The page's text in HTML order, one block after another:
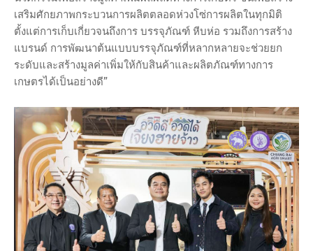
เสริมศักยภาพกระบวนการผลิตตลอดห่วงโซ่การผลิตในทุกมิติ
ตั้งแต่การเก็บเกี่ยวจนถึงการ บรรจุภัณฑ์ หีบห่อ รวมถึงการสร้าง
แบรนด์ การพัฒนาต้นแบบบรรจุภัณฑ์ที่หลากหลายจะช่วยยก
ระดับและสร้างมูลค่าเพิ่มให้กับสินค้าและผลิตภัณฑ์ทางการ
เกษตรได้เป็นอย่างดี”